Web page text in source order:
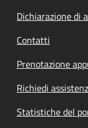
Dichiarazione di
Contatti
Prenotazione
Richiedi
Statistiche del